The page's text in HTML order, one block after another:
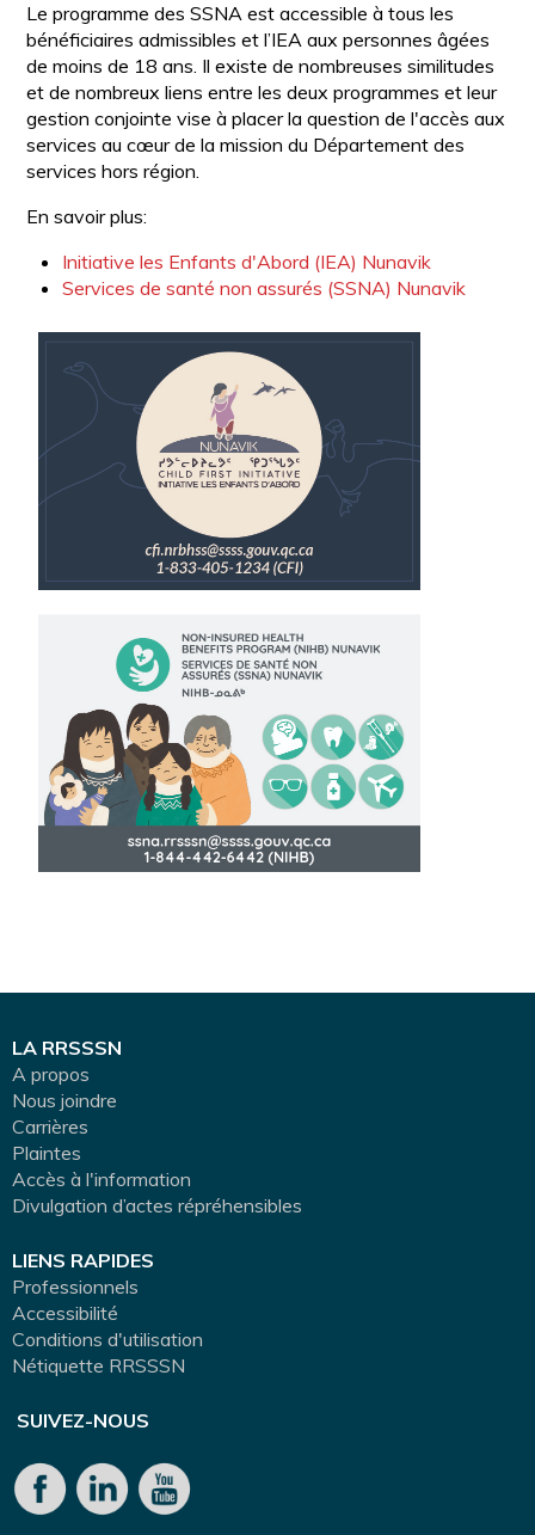
Le programme des SSNA est accessible à tous les
bénéficiaires admissibles et l’IEA aux personnes âgées
de moins de 18 ans. Il existe de nombreuses similitudes
et de nombreux liens entre les deux programmes et leur
gestion conjointe vise à placer la question de l'accès aux
services au cœur de la mission du Département des
services hors région.
En savoir plus:
Initiative les Enfants d'Abord (IEA) Nunavik
Services de santé non assurés (SSNA) Nunavik
LA RRSSSN
A propos
Nous joindre
Carrières
Plaintes
Accès à l'information
Divulgation d’actes répréhensibles
LIENS RAPIDES
Professionnels
Accessibilité
Conditions d'utilisation
Nétiquette RRSSSN
SUIVEZ-NOUS